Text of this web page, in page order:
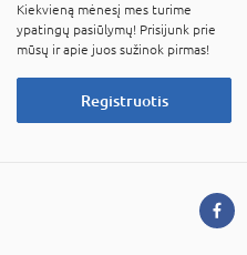
Kiekvieną mėnesį mes turime
ypatingų pasiūlymų! Prisijunk prie
mūsų ir apie juos sužinok pirmas!
Registruotis